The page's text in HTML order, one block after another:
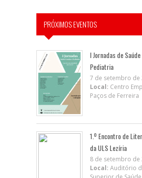
PRÓXIMOS EVENTOS
I Jornadas de
Pediatria
7 de setembro de
Local: Centro
Paços de Ferreira
1.º Encontro de
da ULS Lezíria
8 de setembro de
Local: Auditório